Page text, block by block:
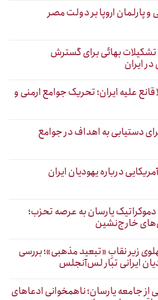
و پارلمان اروپا بر دولت مصر
بهائی برای گسترش
ایران
قانع علیه ایران؛ تحریک جوامع ارمنی و
دستیابی به اهداف در جوامع
درباره یهودیان ایران
یارسان به عرصه تحزب؛
خارج‌نشین
زیر نقابِ «تبعید مذهبی»؛ بررسی
ایرانی تبار لس‌آنجلس
جامعه یارسان؛ ناهمخوانی ادعاهای